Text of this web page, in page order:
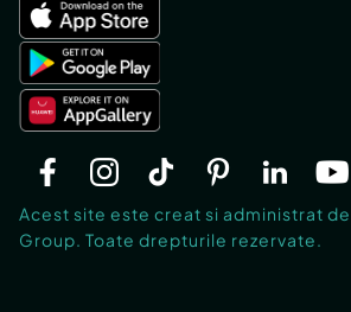
Acest site este creat si administrat
Group. Toate drepturile rezervate.